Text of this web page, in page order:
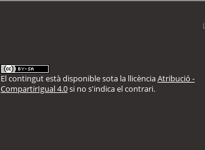
El contingut està disponible sota la llicènciaAtribució -
CompartirIgual 4.0si no s'indica el contrari.